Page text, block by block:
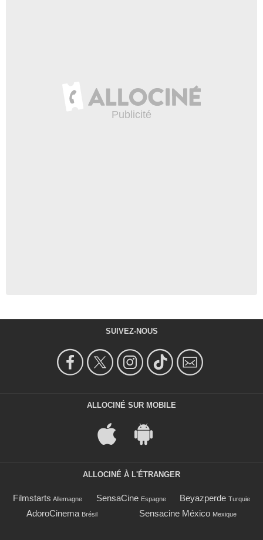
SUIVEZ-NOUS
ALLOCINÉ SUR MOBILE
ALLOCINÉ À L'ÉTRANGER
Filmstarts Allemagne SensaCine Espagne Beyazperde Turquie
AdoroCinema Brésil Sensacine México Mexique